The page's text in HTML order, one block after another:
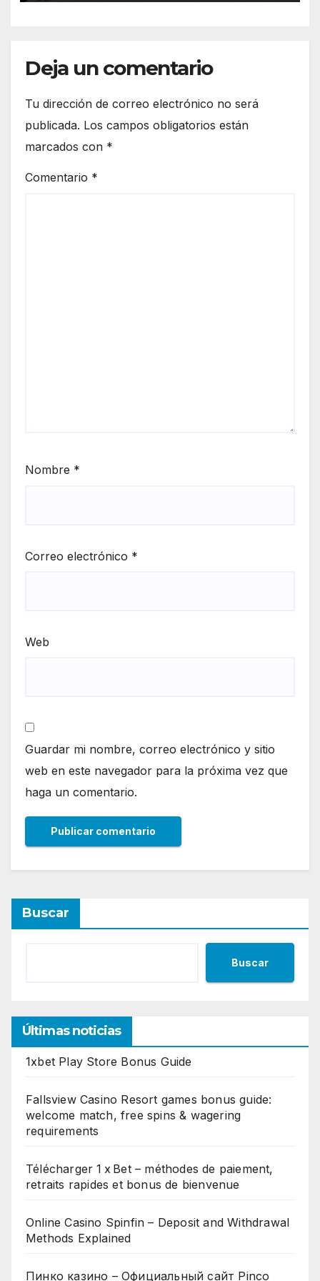
Deja un comentario
Tu dirección de correo electrónico no será
publicada. Los campos obligatorios están
marcados con *
Comentario *
Nombre *
Correo electrónico *
Web
Guardar mi nombre, correo electrónico y sitio
web en este navegador para la próxima vez que
haga un comentario.
Buscar
Buscar
Últimas noticias
1xbet Play Store Bonus Guide
Fallsview Casino Resort games bonus guide:
welcome match, free spins & wagering
requirements
Télécharger 1 x Bet – méthodes de paiement,
retraits rapides et bonus de bienvenue
Online Casino Spinfin – Deposit and Withdrawal
Methods Explained
Пинко казино – Официальный сайт Pinco